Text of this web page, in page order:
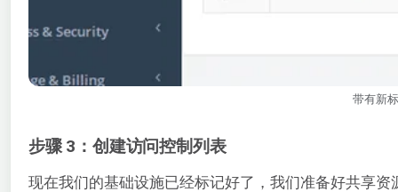
带有新
步骤 3：创建访问控制列表
现在我们的基础设施已经标记好了，我们准备好共享